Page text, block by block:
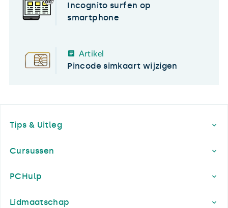
Incognito surfen op
smartphone
Artikel
Pincode simkaart wijzigen
Tips & Uitleg
Cursussen
PCHulp
Lidmaatschap